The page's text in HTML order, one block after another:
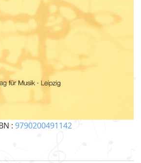
: 9790200491142